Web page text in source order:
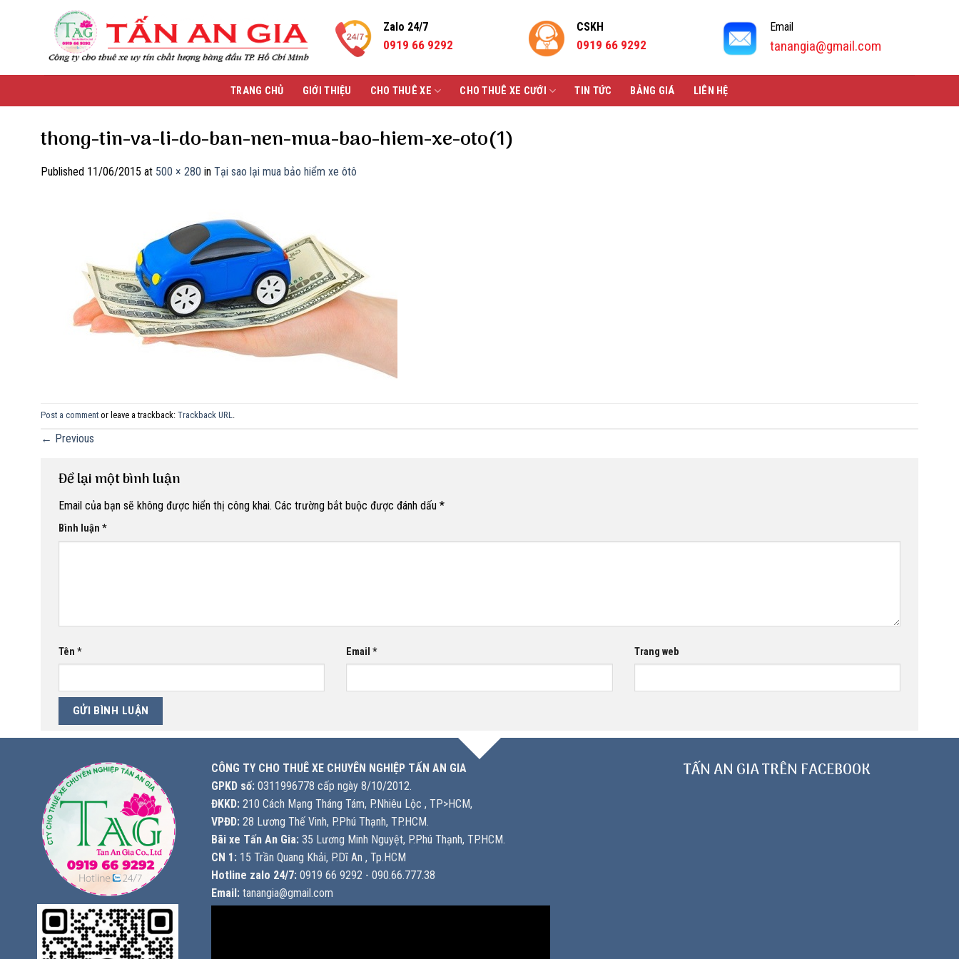
Zalo 24/7
0919 66 9292
CSKH
0919 66 9292
Email
tanangia@gmail.com
TRANG CHỦ GIỚI THIỆU CHO THUÊ XE CHO THUÊ XE CƯỚI TIN TỨC BẢNG GIÁ LIÊN HỆ
thong-tin-va-li-do-ban-nen-mua-bao-hiem-xe-oto(1)
Published 11/06/2015 at 500 × 280 in Tại sao lại mua bảo hiểm xe ôtô
Post a comment or leave a trackback: Trackback URL
← Previous
Để lại một bình luận
Email của bạn sẽ không được hiển thị công khai. Các trường bắt buộc được đánh dấu *
Bình luận *
Tên * Email* Trang web
CÔNG TY CHO THUÊ XE CHUYÊN NGHIỆP TẤN AN GIA
GPKD số: 0311996778 cấp ngày 8/10/2012.
ĐKKD: 210 Cách Mạng Tháng Tám, P.Nhiêu Lộc , TP>HCM,
VPĐD: 28 Lương Thế Vinh, P.Phú Thạnh, TP.HCM.
Bãi xe Tấn An Gia: 35 Lương Minh Nguyệt, P.Phú Thạnh, TP.HCM.
CN 1: 15 Trần Quang Khải, P.Dĩ An , Tp.HCM
Hotline zalo 24/7: 0919 66 9292 - 090.66.777.38
Email: tanangia@gmail.com
TẤN AN GIA TRÊN FACEBOOK